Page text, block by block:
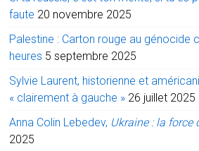
faute 20 novembre 2025
Palestine : Carton rouge au génocide
heures 5 septembre 2025
Sylvie Laurent, historienne et
« clairement à gauche » 26 juillet 2025
Anna Colin Lebedev, Ukraine : la force
2025